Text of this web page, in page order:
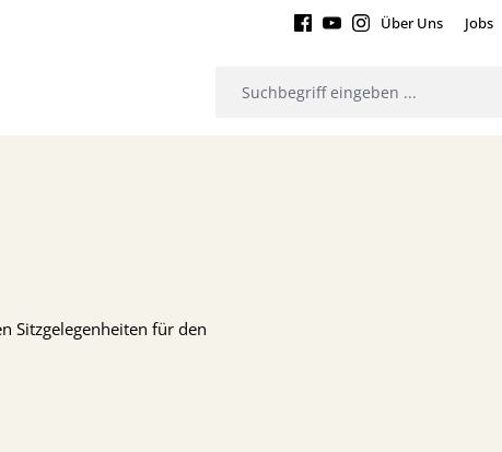
Über Uns Jobs
Sitzgelegenheiten für den